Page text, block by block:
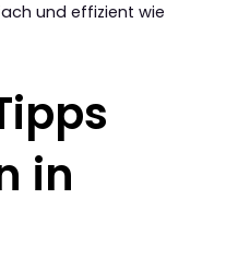
und effizient wie
in